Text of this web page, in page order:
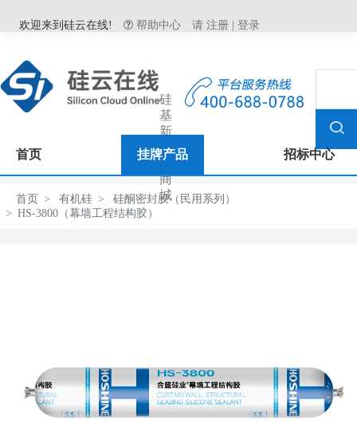
欢迎来到硅云在线! 帮助中心 请 注册 登录
硅
基
新
材
料
商
城
首页 挂牌产品 招标中心
首页 有机硅
硅酮密封胶（民用系列）
HS-3800（幕墙工程结构胶）